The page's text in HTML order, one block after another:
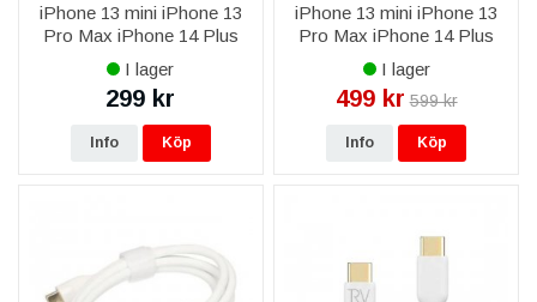
iPhone 13 mini iPhone 13
Pro Max iPhone 14 Plus
iPhone 14 Pro Max iPhone
15 Plus iPhone 15 Pro Max
iPhone 16 Plus iPhone 16
Pro
I lager
299 kr
Info Köp
iPhone 13 mini iPhone 13
Pro Max iPhone 14 Plus
iPhone 14 Pro Max iPhone
15 Plus iPhone 15 Pro Max
iPhone 16 Plus iPhone 16
Pro
I lager
499 kr 599 kr
Info Köp